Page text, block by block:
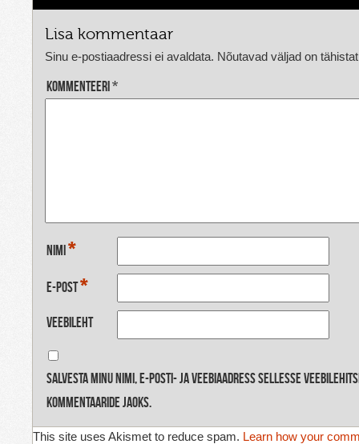
Lisa kommentaar
Sinu e-postiaadressi ei avaldata. Nõutavad väljad on
Kommenteeri*
Nimi*
E-post*
Veebileht
Salvesta minu nimi, e-posti- ja veebiaadress sellesse
kommentaaride jaoks.
This site uses Akismet to reduce spam. Learn how your